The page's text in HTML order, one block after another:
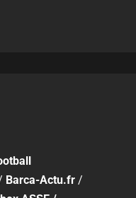
Barca-Actu.fr /